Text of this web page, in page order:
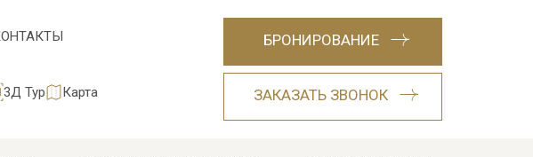
3Д Тур Карта
БРОНИРОВАНИЕ
ЗАКАЗАТЬ ЗВОНОК